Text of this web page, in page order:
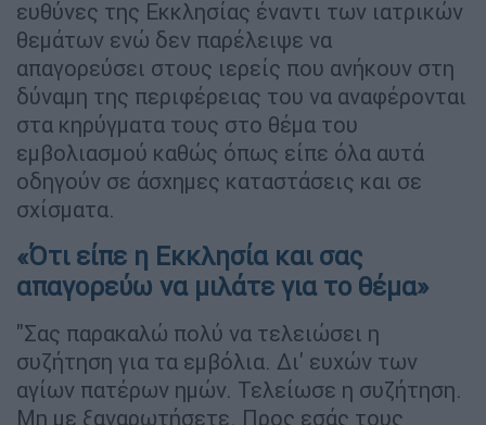
ευθύνες της Εκκλησίας έναντι των ιατρικών
θεμάτων ενώ δεν παρέλειψε να
απαγορεύσει στους ιερείς που ανήκουν στη
δύναμη της περιφέρειας του να αναφέρονται
στα κηρύγματα τους στο θέμα του
εμβολιασμού καθώς όπως είπε όλα αυτά
οδηγούν σε άσχημες καταστάσεις και σε
σχίσματα.
«Ότι είπε η Εκκλησία και σας
απαγορεύω να μιλάτε για το θέμα»
"Σας παρακαλώ πολύ να τελειώσει η
συζήτηση για τα εμβόλια. Δι' ευχών των
αγίων πατέρων ημών. Τελείωσε η συζήτηση.
Μη με ξαναρωτήσετε. Προς εσάς τους